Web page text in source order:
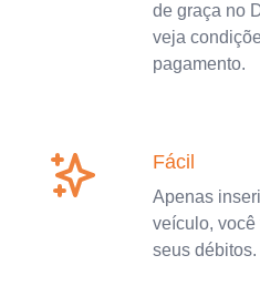
de graça no
veja
pagamento.
Fácil
Apenas
veículo, você
seus débitos.